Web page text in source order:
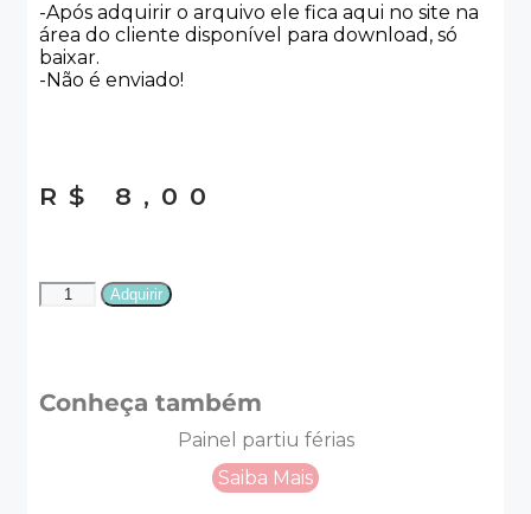
-Após adquirir o arquivo ele fica aqui no site na
área do cliente disponível para download, só
baixar.
-Não é enviado!
R$ 8,00
Adquirir
Conheça também
Painel partiu férias
Saiba Mais